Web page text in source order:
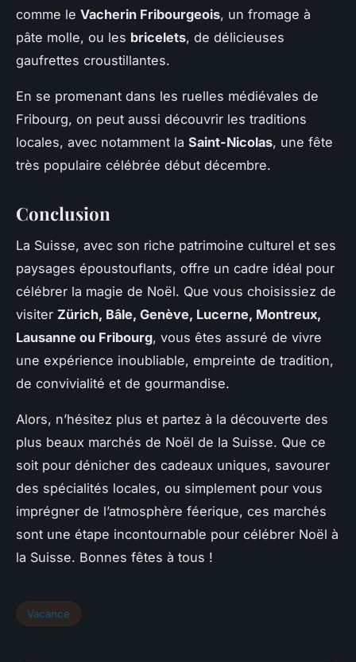
comme le Vacherin Fribourgeois, un fromage à
pâte molle, ou les bricelets, de délicieuses
gaufrettes croustillantes.
En se promenant dans les ruelles médiévales de
Fribourg, on peut aussi découvrir les traditions
locales, avec notamment la Saint-Nicolas, une fête
très populaire célébrée début décembre.
Conclusion
La Suisse, avec son riche patrimoine culturel et ses
paysages époustouflants, offre un cadre idéal pour
célébrer la magie de Noël. Que vous choisissiez de
visiter Zürich, Bâle, Genève, Lucerne, Montreux,
Lausanne ou Fribourg, vous êtes assuré de vivre
une expérience inoubliable, empreinte de tradition,
de convivialité et de gourmandise.
Alors, n’hésitez plus et partez à la découverte des
plus beaux marchés de Noël de la Suisse. Que ce
soit pour dénicher des cadeaux uniques, savourer
des spécialités locales, ou simplement pour vous
imprégner de l’atmosphère féerique, ces marchés
sont une étape incontournable pour célébrer Noël à
la Suisse. Bonnes fêtes à tous !
Vacance